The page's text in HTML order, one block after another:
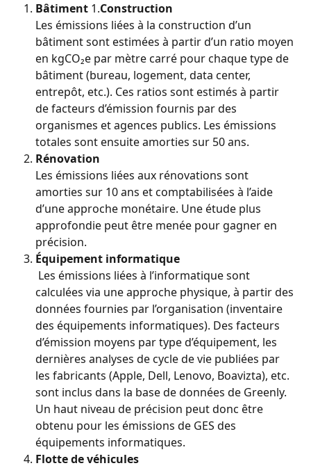
Bâtiment 1.Construction
Les émissions liées à la construction d’un
bâtiment sont estimées à partir d’un ratio moyen
en kgCO₂e par mètre carré pour chaque type de
bâtiment (bureau, logement, data center,
entrepôt, etc.). Ces ratios sont estimés à partir
de facteurs d’émission fournis par des
organismes et agences publics. Les émissions
totales sont ensuite amorties sur 50 ans.
Rénovation
Les émissions liées aux rénovations sont
amorties sur 10 ans et comptabilisées à l’aide
d’une approche monétaire. Une étude plus
approfondie peut être menée pour gagner en
précision.
Équipement informatique
calculées via une approche physique, à partir des
données fournies par l’organisation (inventaire
des équipements informatiques). Des facteurs
d’émission moyens par type d’équipement, les
dernières analyses de cycle de vie publiées par
les fabricants (Apple, Dell, Lenovo, Boavizta), etc.
sont inclus dans la base de données de Greenly.
Un haut niveau de précision peut donc être
obtenu pour les émissions de GES des
équipements informatiques.
Flotte de véhicules